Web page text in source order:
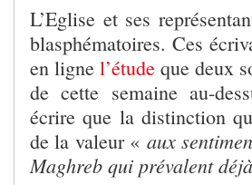
L’Eglise et ses
blasphématoires. Ces
en ligne l’étude que deux
de cette semaine au-
écrire que la distinction
de la valeur « aux
Maghreb qui prévalent